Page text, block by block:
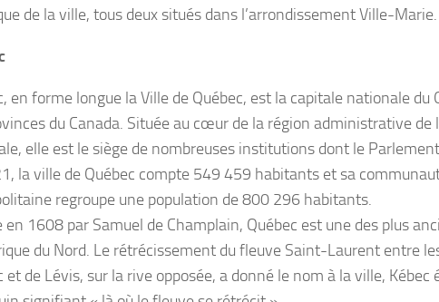
de la ville, tous deux situés dans l’arrondissement Ville-Marie.
en forme longue la Ville de Québec, est la capitale nationale du
du Canada. Située au cœur de la région administrative de
elle est le siège de nombreuses institutions dont le
la ville de Québec compte 549 459 habitants et sa
regroupe une population de 800 296 habitants.
en 1608 par Samuel de Champlain, Québec est une des plus
du Nord. Le rétrécissement du fleuve Saint-Laurent entre
et de Lévis, sur la rive opposée, a donné le nom à la ville,